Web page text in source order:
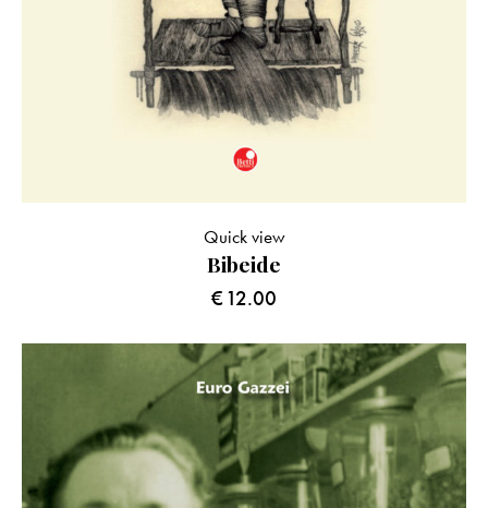
Bibeide
€12.00
Quick view